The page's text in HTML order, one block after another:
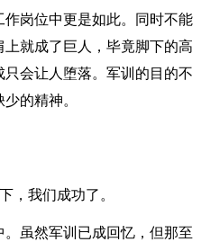
岗位中更是如此。同时不能
就成了巨人，毕竟脚下的高
会让人堕落。军训的目的不
的精神。
，我们成功了。
虽然军训已成回忆，但那至